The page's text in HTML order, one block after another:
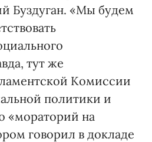
Буздуган. «Мы будем
тут же
Комиссии
политики и
«мораторий на
говорил в докладе